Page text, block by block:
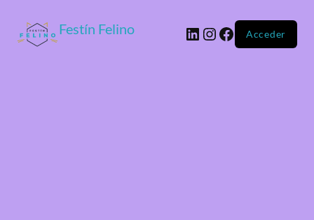
Festín Felino Acceder